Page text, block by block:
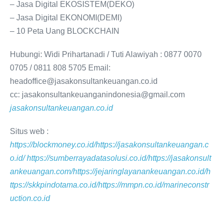
– Jasa Digital EKOSISTEM(DEKO)
– Jasa Digital EKONOMI(DEMI)
– 10 Peta Uang BLOCKCHAIN
Hubungi: Widi Prihartanadi / Tuti Alawiyah : 0877 0070
0705 / 0811 808 5705 Email:
headoffice@jasakonsultankeuangan.co.id
cc: jasakonsultankeuanganindonesia@gmail.com
jasakonsultankeuangan.co.id
Situs web :
https://blockmoney.co.id/https://jasakonsultankeuangan.c
o.id/https://sumberrayadatasolusi.co.id/https://jasakonsult
ankeuangan.com/https://jejaringlayanankeuangan.co.id/h
ttps://skkpindotama.co.id/https://mmpn.co.id/marineconstr
uction.co.id